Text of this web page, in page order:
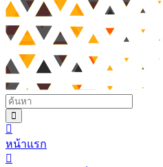
หน้าแรก